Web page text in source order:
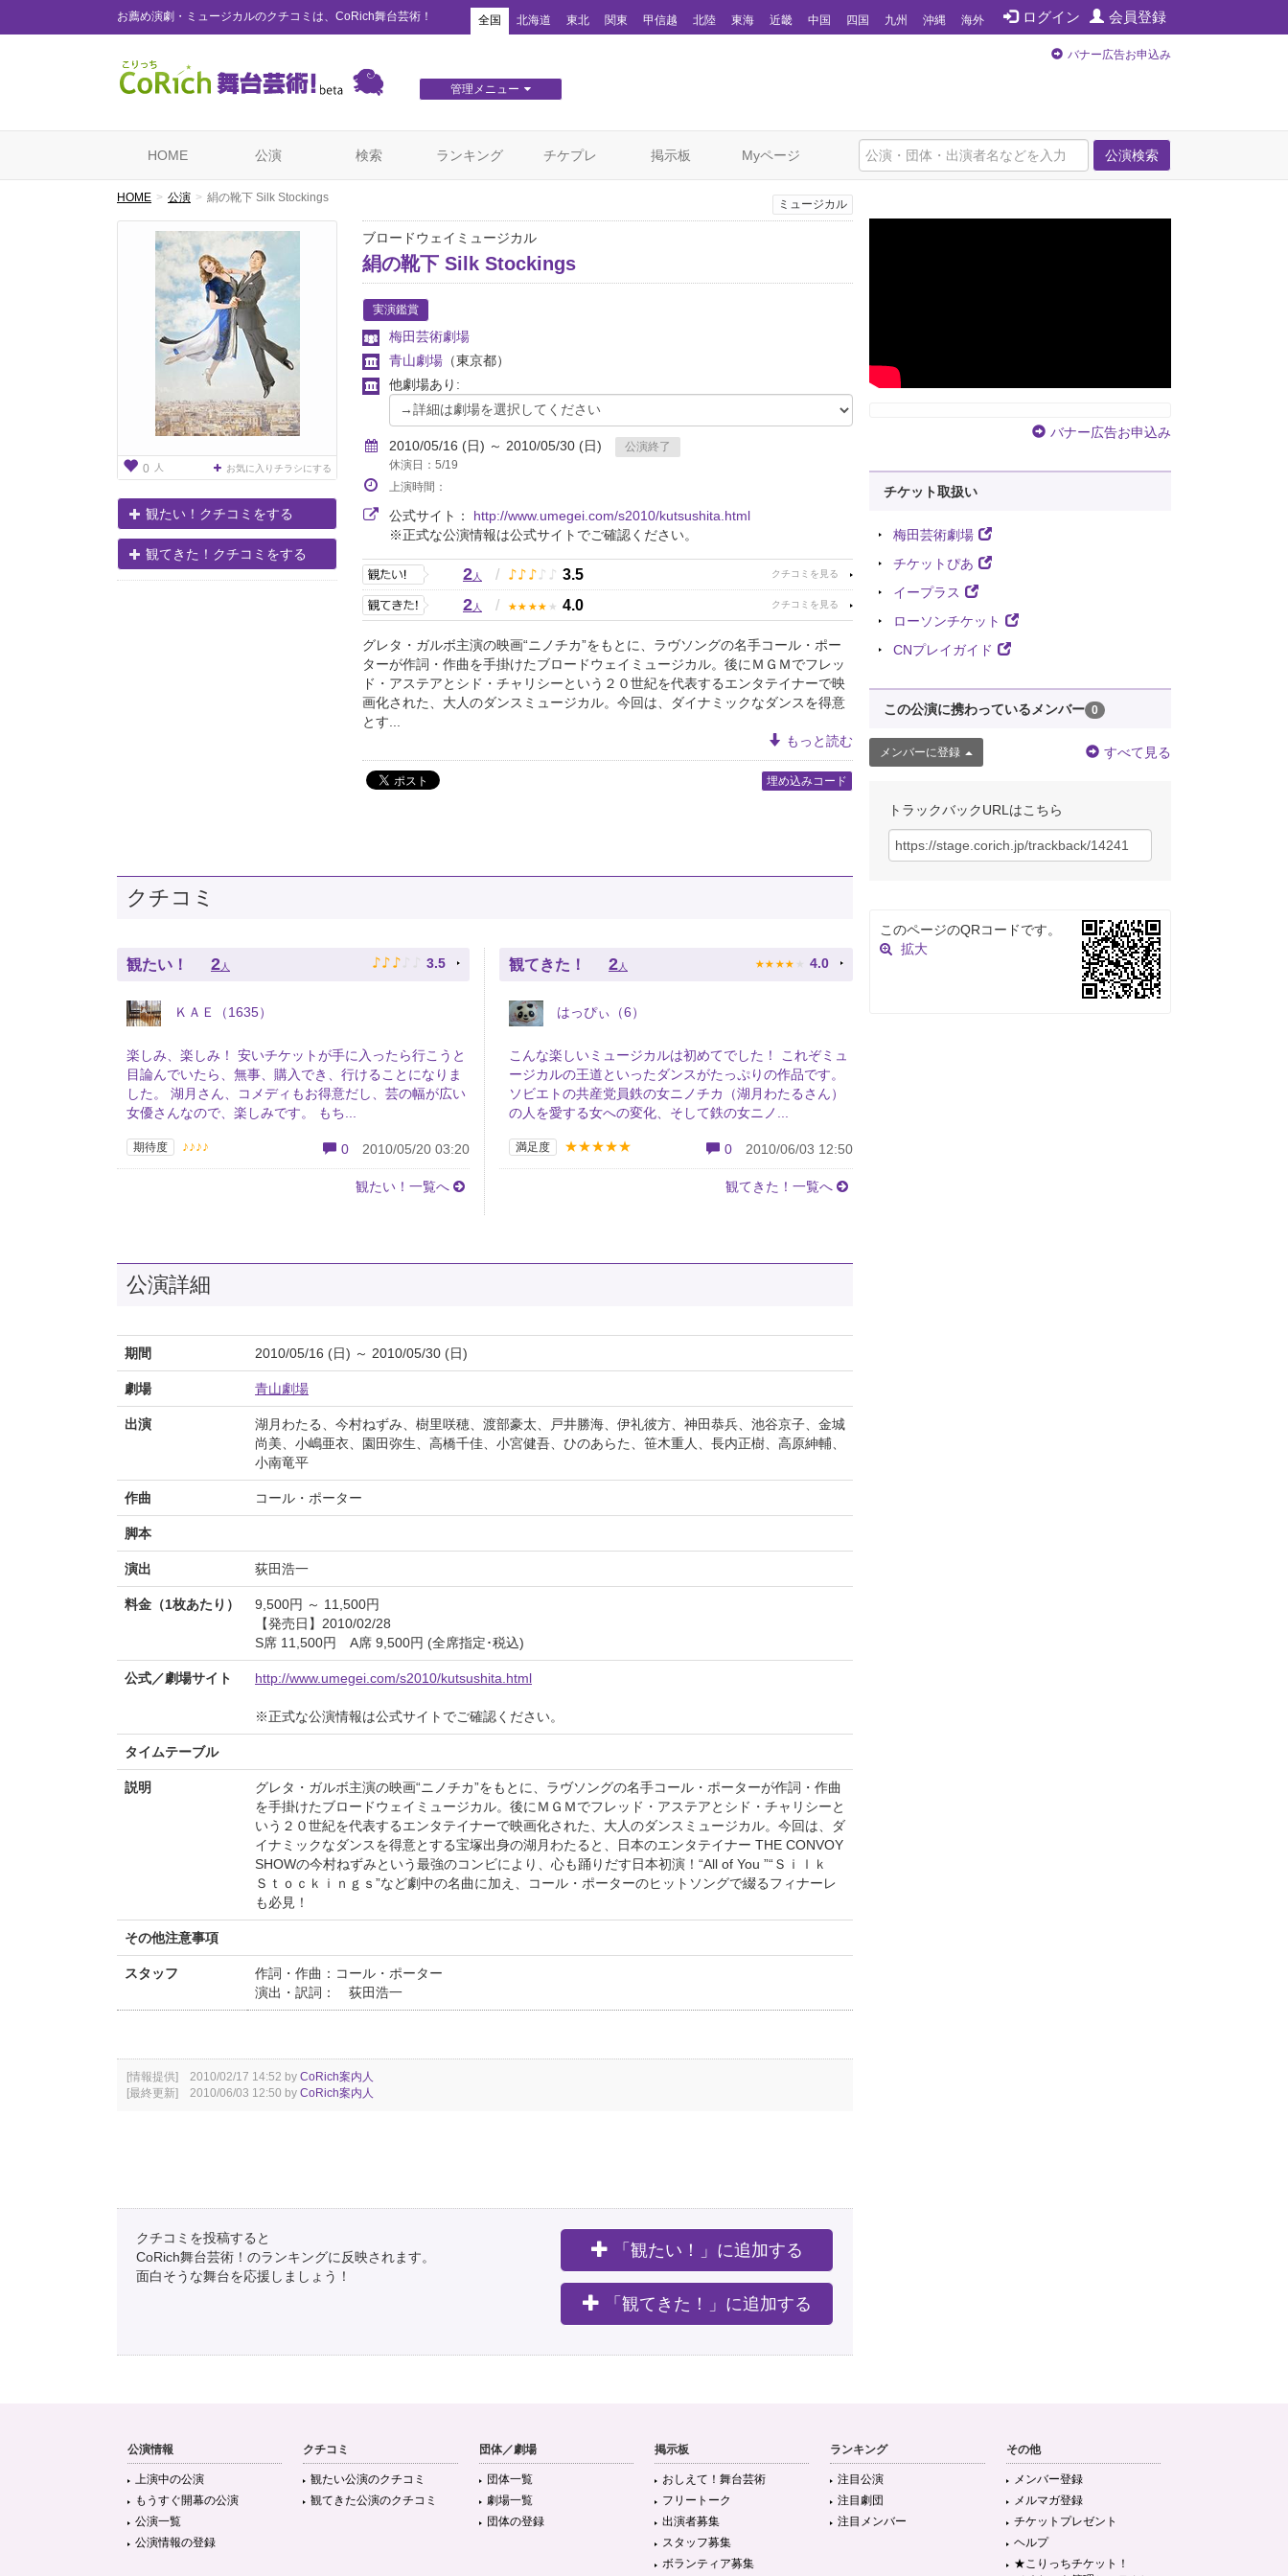
お薦め演劇・ミュージカルのクチコミは、CoRich舞台芸術！ ログイン 会員登録
全国 北海道 東北 関東 甲信越 北陸 東海 近畿 中国 四国 九州 沖縄 海外
管理メニュー
バナー広告お申込み
公演検索
HOME 公演 検索 ランキング チケプレ 掲示板 Myページ
HOME 公演 絹の靴下 Silk Stockings
0 人 お気に入りチラシにする
観たい！クチコミをする
観てきた！クチコミをする
ミュージカル
ブロードウェイミュージカル
絹の靴下 Silk Stockings
実演鑑賞
梅田芸術劇場
青山劇場 （東京都）
他劇場あり:
2010/05/16 (日) ～ 2010/05/30 (日)
公演終了
休演日：5/19
上演時間：
公式サイト： http://www.umegei.com/s2010/kutsushita.html
※正式な公演情報は公式サイトでご確認ください。
2人 / ♪ ♪ ♪ ♪ ♪ 3.5
2人 / ★ ★ ★ ★ ★ 4.0
グレタ・ガルボ主演の映画“ニノチカ”をもとに、ラヴソングの名手コール・ポー
ターが作詞・作曲を手掛けたブロードウェイミュージカル。後にＭＧＭでフレッ
ド・アステアとシド・チャリシーという２０世紀を代表するエンタテイナーで映
画化された、大人のダンスミュージカル。今回は、ダイナミックなダンスを得意
とす...
もっと読む
埋め込みコード
クチコミ
観たい！ 2 人 ♪ ♪ ♪ ♪ ♪ 3.5
ＫＡＥ（1635）
楽しみ、楽しみ！ 安いチケットが手に入ったら行こうと
目論んでいたら、無事、購入でき、行けることになりま
した。 湖月さん、コメディもお得意だし、芸の幅が広い
女優さんなので、楽しみです。 もち...
期待度 ♪♪♪♪ 0 2010/05/20 03:20
観たい！一覧へ
観てきた！ 2 人 ★ ★ ★ ★ ★ 4.0
はっぴぃ（6）
こんな楽しいミュージカルは初めてでした！ これぞミュ
ージカルの王道といったダンスがたっぷりの作品です。
ソビエトの共産党員鉄の女ニノチカ（湖月わたるさん）
の人を愛する女への変化、そして鉄の女ニノ...
満足度 ★★★★★ 0 2010/06/03 12:50
観てきた！一覧へ
公演詳細
期間 2010/05/16 (日) ～ 2010/05/30 (日)
劇場 青山劇場
出演
湖月わたる、今村ねずみ、樹里咲穂、渡部豪太、戸井勝海、伊礼彼方、神田恭兵、池谷京子、金城
尚美、小嶋亜衣、園田弥生、高橋千佳、小宮健吾、ひのあらた、笹木重人、長内正樹、高原紳輔、
小南竜平
作曲 コール・ポーター
脚本
演出 荻田浩一
料金（1枚あたり）
9,500円 ～ 11,500円
【発売日】2010/02/28
S席 11,500円 A席 9,500円 (全席指定･税込)
公式／劇場サイト http://www.umegei.com/s2010/kutsushita.html
※正式な公演情報は公式サイトでご確認ください。
タイムテーブル
説明
グレタ・ガルボ主演の映画“ニノチカ”をもとに、ラヴソングの名手コール・ポーターが作詞・作曲
を手掛けたブロードウェイミュージカル。後にＭＧＭでフレッド・アステアとシド・チャリシーと
いう２０世紀を代表するエンタテイナーで映画化された、大人のダンスミュージカル。今回は、ダ
イナミックなダンスを得意とする宝塚出身の湖月わたると、日本のエンタテイナー THE CONVOY
SHOWの今村ねずみという最強のコンビにより、心も踊りだす日本初演！“All of You ”“Ｓｉｌｋ
Ｓｔｏｃｋｉｎｇｓ”など劇中の名曲に加え、コール・ポーターのヒットソングで綴るフィナーレ
も必見！
その他注意事項
スタッフ
作詞・作曲：コール・ポーター
演出・訳詞： 荻田浩一
[情報提供] 2010/02/17 14:52 by CoRich案内人
[最終更新] 2010/06/03 12:50 by CoRich案内人
クチコミを投稿すると
CoRich舞台芸術！のランキングに反映されます。
面白そうな舞台を応援しましょう！
「観たい！」に追加する
「観てきた！」に追加する
バナー広告お申込み
チケット取扱い
梅田芸術劇場
チケットぴあ
イープラス
ローソンチケット
CNプレイガイド
この公演に携わっているメンバー 0
メンバーに登録 すべて見る
トラックバックURLはこちら
このページのQRコードです。
拡大
公演情報
上演中の公演
もうすぐ開幕の公演
公演一覧
公演情報の登録
クチコミ
観たい公演のクチコミ
観てきた公演のクチコミ
団体／劇場
団体一覧
劇場一覧
団体の登録
掲示板
おしえて！舞台芸術
フリートーク
出演者募集
スタッフ募集
ボランティア募集
ランキング
注目公演
注目劇団
注目メンバー
その他
メンバー登録
メルマガ登録
チケットプレゼント
ヘルプ
★こりっちチケット！